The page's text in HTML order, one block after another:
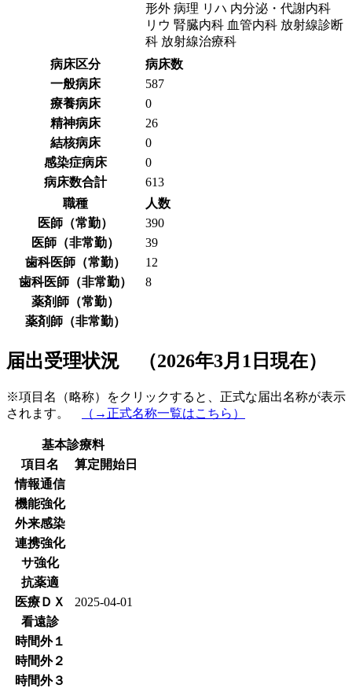
形外 病理 リハ 内分泌・代謝内科
リウ 腎臓内科 血管内科 放射線診断
科 放射線治療科
病床区分
病床数
一般病床
587
療養病床
0
精神病床
26
結核病床
0
感染症病床
0
病床数合計
613
職種
人数
医師（常勤）
390
医師（非常勤）
39
歯科医師（常勤）
12
歯科医師（非常勤）
8
薬剤師（常勤）
薬剤師（非常勤）
届出受理状況 （2026年3月1日現在）
※項目名（略称）をクリックすると、正式な届出名称が表示
されます。
（→正式名称一覧はこちら）
基本診療料
項目名
算定開始日
情報通信
機能強化
外来感染
連携強化
サ強化
抗薬適
医療ＤＸ
2025-04-01
看遠診
時間外１
時間外２
時間外３